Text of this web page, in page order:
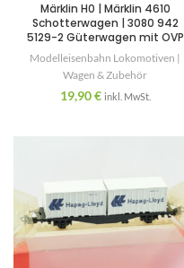
Märklin H0 | Märklin 4610
Schotterwagen | 3080 942
5129-2 Güterwagen mit OVP
Modelleisenbahn Lokomotiven |
Wagen & Zubehör
19,90€ inkl. MwSt.